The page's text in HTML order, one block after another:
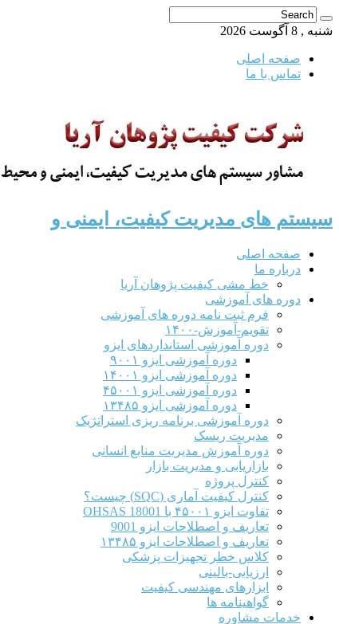
شنبه , 8 آگوست 2026
صفحه اصلی
تماس با ما
سیستم های مدیریت کیفیت، ایمنی و
صفحه اصلی
درباره ما
خط مشی کیفیت پژوهان آریا
دوره های آموزشی
فرم ثبت نامه دوره های آموزشی
تقویم-آموزش-۱۴۰۰
دوره آموزشی استانداردهای ایزو
دوره آموزشی ایزو ۹۰۰۱
دوره آموزشی ایزو ۱۴۰۰۱
دوره آموزشی ایزو ۴۵۰۰۱
دوره آموزشی ایزو ۱۳۴۸۵
دوره آموزشی برنامه ریزی استراتژیک
مدیریت ریسک
دوره آموزش مدیریت منابع انسانی
بازاریابی و مدیریت بازار
کنترل پروژه
کنترل کیفیت آماری (SQC) چیست؟
تفاوت ایزو ۴۵۰۰۱ با OHSAS 18001
تعاریف و اصطلاحات ایزو 9001
تعاریف و اصطلاحات ایزو ۱۳۴۸۵
کلاس خطر تجهیزات پزشکی
ارزیابی-بالینی
ابزارهای مهندسی کیفیت
گواهینامه ها
خدمات مشاوره